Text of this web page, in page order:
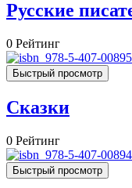
Русские
0 Рейтинг
Быстрый просмотр
Сказки
0 Рейтинг
Быстрый просмотр